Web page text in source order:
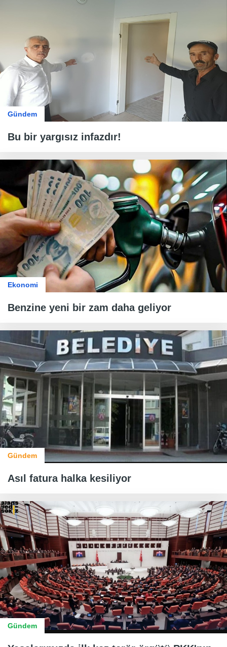
Gündem
Bu bir yargısız infazdır!
Ekonomi
Benzine yeni bir zam daha geliyor
Gündem
Asıl fatura halka kesiliyor
Gündem